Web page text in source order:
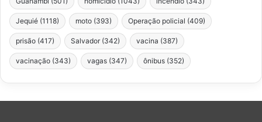
Jequié (1118) moto (393) Operação policial (409)
prisão (417) Salvador (342) vacina (387)
vacinação (343) vagas (347) ônibus (352)